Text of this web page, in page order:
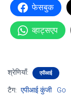
फेसबुक
व्हाट्सएप
श्रेणियाँ: एपीआई
टैग: एपीआई कुंजी Go